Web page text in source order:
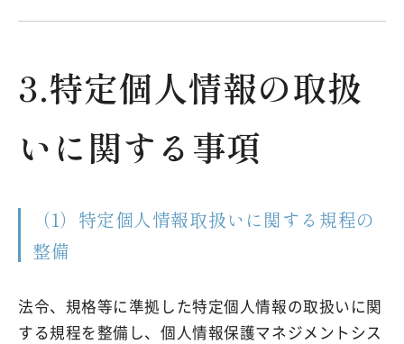
3.特定個人情報の取扱
いに関する事項
（1）特定個人情報取扱いに関する規程の
整備
法令、規格等に準拠した特定個人情報の取扱いに関
する規程を整備し、個人情報保護マネジメントシス